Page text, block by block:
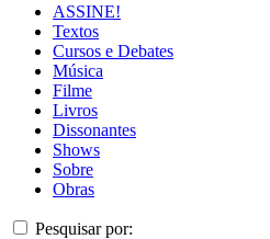
ASSINE!
Textos
Cursos e Debates
Música
Filme
Livros
Dissonantes
Shows
Sobre
Obras
Pesquisar por: